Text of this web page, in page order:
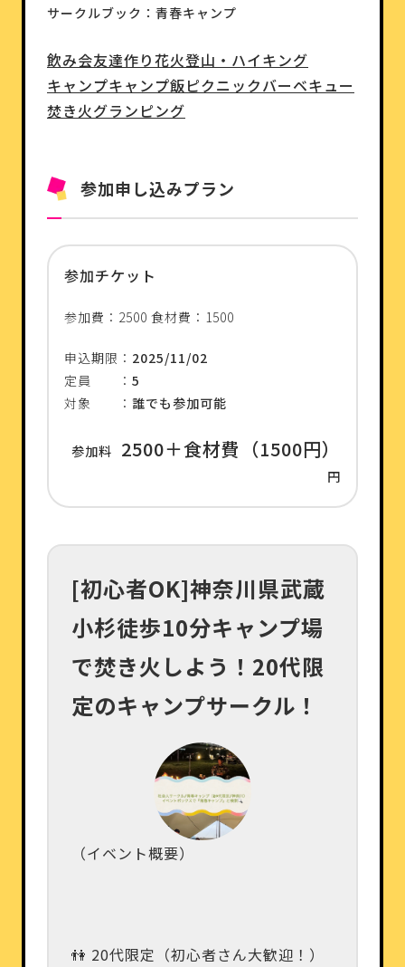
サークルブック：青春キャンプ
飲み会友達作り花火登山・ハイキング
キャンプキャンプ飯ピクニックバーベキュー
焚き火グランピング
参加申し込みプラン
参加チケット
参加費：2500 食材費：1500
申込期限： 2025/11/02
定員 ： 5
対象 ： 誰でも参加可能
参加料 2500＋食材費（1500円）
円
[初心者OK]神奈川県武蔵
小杉徒歩10分キャンプ場
で焚き火しよう！20代限
定のキャンプサークル！
（イベント概要）
👫 20代限定（初心者さん大歓迎！）